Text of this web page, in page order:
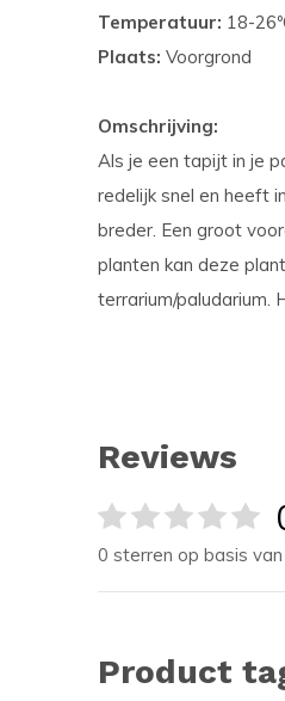
Temperatuur: 18-
Plaats: Voorgrond
Omschrijving:
Als je een tapijt in je
redelijk snel en heeft
breder. Een groot
planten kan deze
terrarium/paludarium.
Reviews
0 sterren op basis
Product